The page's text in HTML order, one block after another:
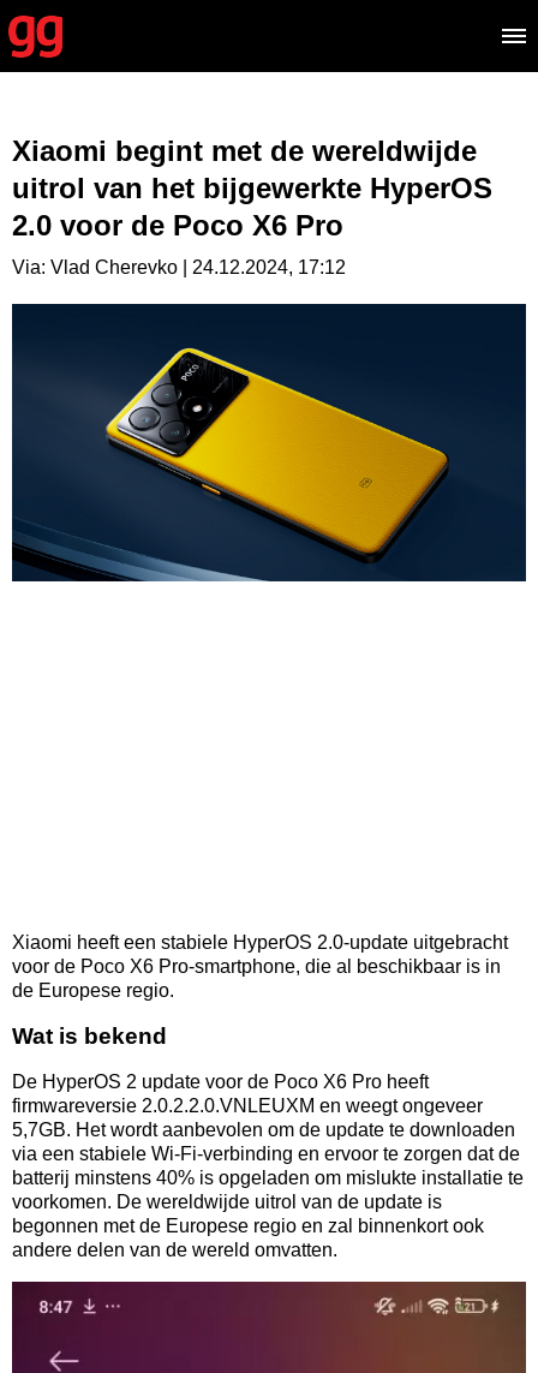
Xiaomi begint met de wereldwijde
uitrol van het bijgewerkte HyperOS
2.0 voor de Poco X6 Pro
Via: Vlad Cherevko | 24.12.2024, 17:12
Xiaomi heeft een stabiele HyperOS 2.0-update uitgebracht
voor de Poco X6 Pro-smartphone, die al beschikbaar is in
de Europese regio.
Wat is bekend
De HyperOS 2 update voor de Poco X6 Pro heeft
firmwareversie 2.0.2.2.0.VNLEUXM en weegt ongeveer
5,7GB. Het wordt aanbevolen om de update te downloaden
via een stabiele Wi-Fi-verbinding en ervoor te zorgen dat de
batterij minstens 40% is opgeladen om mislukte installatie te
voorkomen. De wereldwijde uitrol van de update is
begonnen met de Europese regio en zal binnenkort ook
andere delen van de wereld omvatten.